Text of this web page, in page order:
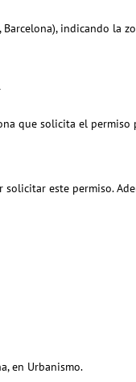
indicando la
que solicita el
solicitar este permiso.
en Urbanismo.